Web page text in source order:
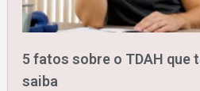
5 fatos sobre o TDAH que
saiba